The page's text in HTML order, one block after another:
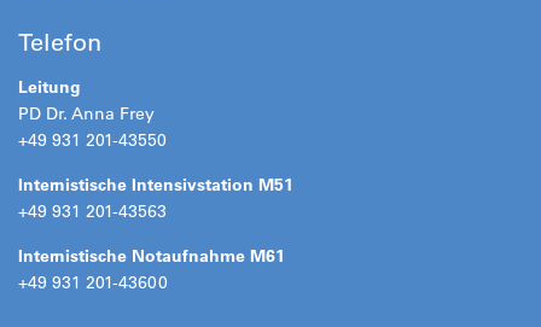
Telefon
Leitung
PD Dr. Anna Frey
+49 931 201-43550
Internistische Intensivstation M51
+49 931 201-43563
Internistische Notaufnahme M61
+49 931 201-43600